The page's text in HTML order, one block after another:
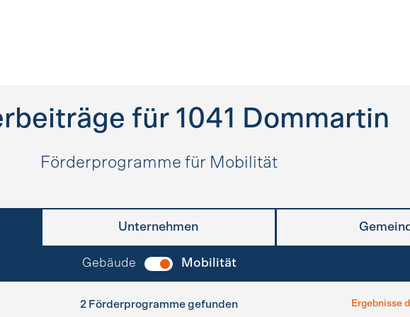
für 1041 Dommartin
Förderprogramme für Mobilität
Unternehmen
Gebäude Mobilität
2 Förderprogramme gefunden Ergebnisse